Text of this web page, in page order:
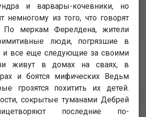
и варвары-кочевники, но
немногому из того, что говорят
По меркам Ферелдена, жители
люди, погрязшие в
и все еще следующие за своими
живут в домах на сваях, в
и боятся мифических Ведьм
грозятся похитить их детей.
сокрытые туманами Дебрей
последние по-